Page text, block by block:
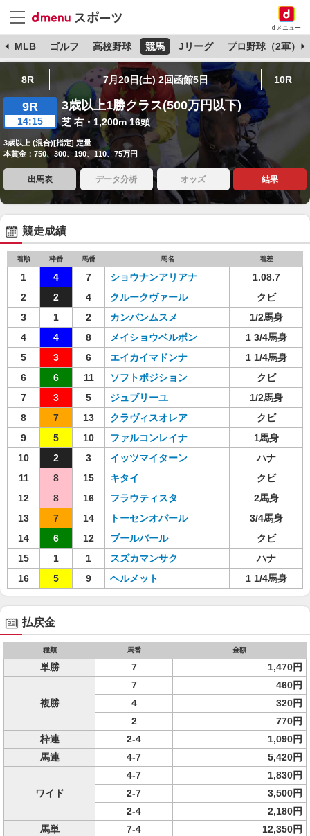
dメニュー
MLB ゴルフ 高校野球 競馬 Jリーグ プロ野球（2軍）
8R 7月20日(土) 2回函館5日 10R
9R
14:15
3歳以上1勝クラス(500万円以下)
芝 右・1,200m 16頭
3歳以上 (混合)[指定] 定量
本賞金：750、300、190、110、75万円
出馬表 データ分析 オッズ 結果
競走成績
着順 枠番 馬番 馬名 着差
1 4 7 ショウナンアリアナ
1.08.7
2
2 4 クルークヴァール
クビ
3
1 2 カンバンムスメ
1/2馬身
4
4 8 メイショウベルボン
1 3/4馬身
5
3 6 エイカイマドンナ
1 1/4馬身
6
6 11 ソフトポジション
クビ
7
3 5 ジュブリーユ
1/2馬身
8
7 13 クラヴィスオレア
クビ
9
5 10 ファルコンレイナ
1馬身
10
2 3 イッツマイターン
ハナ
11
8 15 キタイ
クビ
12
8 16 フラウティスタ
2馬身
13
7 14 トーセンオパール
3/4馬身
14
6 12 ブールバール
クビ
15
1 1 スズカマンサク
ハナ
16
5 9 ヘルメット 1 1/4馬身
払戻金
種類 馬番 金額
単勝 7 1,470円
複勝
7
460円
4
320円
2
770円
枠連
2-4
1,090円
馬連
4-7 5,420円
ワイド
4-7
1,830円
2-7
3,500円
2-4
2,180円
馬単
7-4
12,350円